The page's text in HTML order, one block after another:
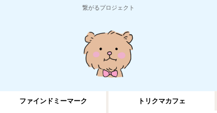
繋がるプロジェクト
ファインドミーマーク トリクマカフェ